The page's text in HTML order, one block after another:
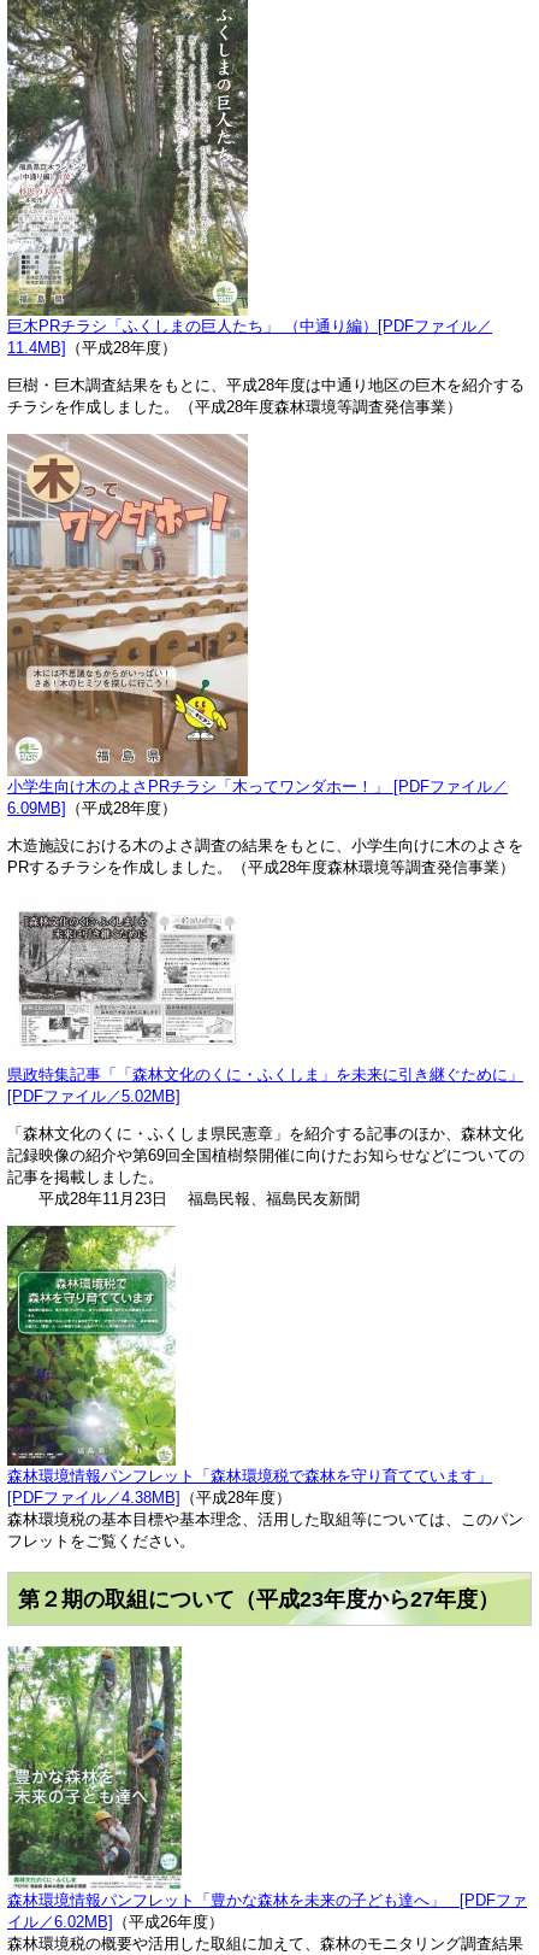
巨木PRチラシ「ふくしまの巨人たち」 （中通り編）[PDFファイル／
11.4MB]
（平成28年度）
巨樹・巨木調査結果をもとに、平成28年度は中通り地区の巨木を紹介する
チラシを作成しました。（平成28年度森林環境等調査発信事業）
小学生向け木のよさPRチラシ「木ってワンダホー！」 [PDFファイル／
6.09MB]
（平成28年度）
木造施設における木のよさ調査の結果をもとに、小学生向けに木のよさを
PRするチラシを作成しました。（平成28年度森林環境等調査発信事業）
県政特集記事「「森林文化のくに・ふくしま」を未来に引き継ぐために」
[PDFファイル／5.02MB]
「森林文化のくに・ふくしま県民憲章」を紹介する記事のほか、森林文化
記録映像の紹介や第69回全国植樹祭開催に向けたお知らせなどについての
記事を掲載しました。
平成28年11月23日 福島民報、福島民友新聞
森林環境情報パンフレット「森林環境税で森林を守り育てています」
[PDFファイル／4.38MB] （平成28年度）
森林環境税の基本目標や基本理念、活用した取組等については、このパン
フレットをご覧ください。
第２期の取組について（平成23年度から27年度）
森林環境情報パンフレット「豊かな森林を未来の子ども達へ」 [PDFファ
イル／6.02MB]
（平成26年度）
森林環境税の概要や活用した取組に加えて、森林のモニタリング調査結果